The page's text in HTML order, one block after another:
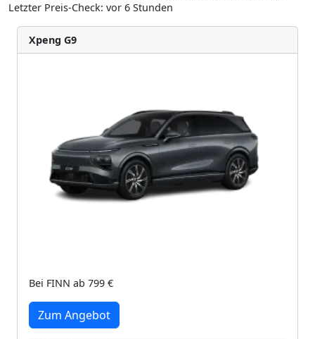
Letzter Preis-Check: vor 6 Stunden
Xpeng G9
Bei FINN ab 799 €
Zum Angebot